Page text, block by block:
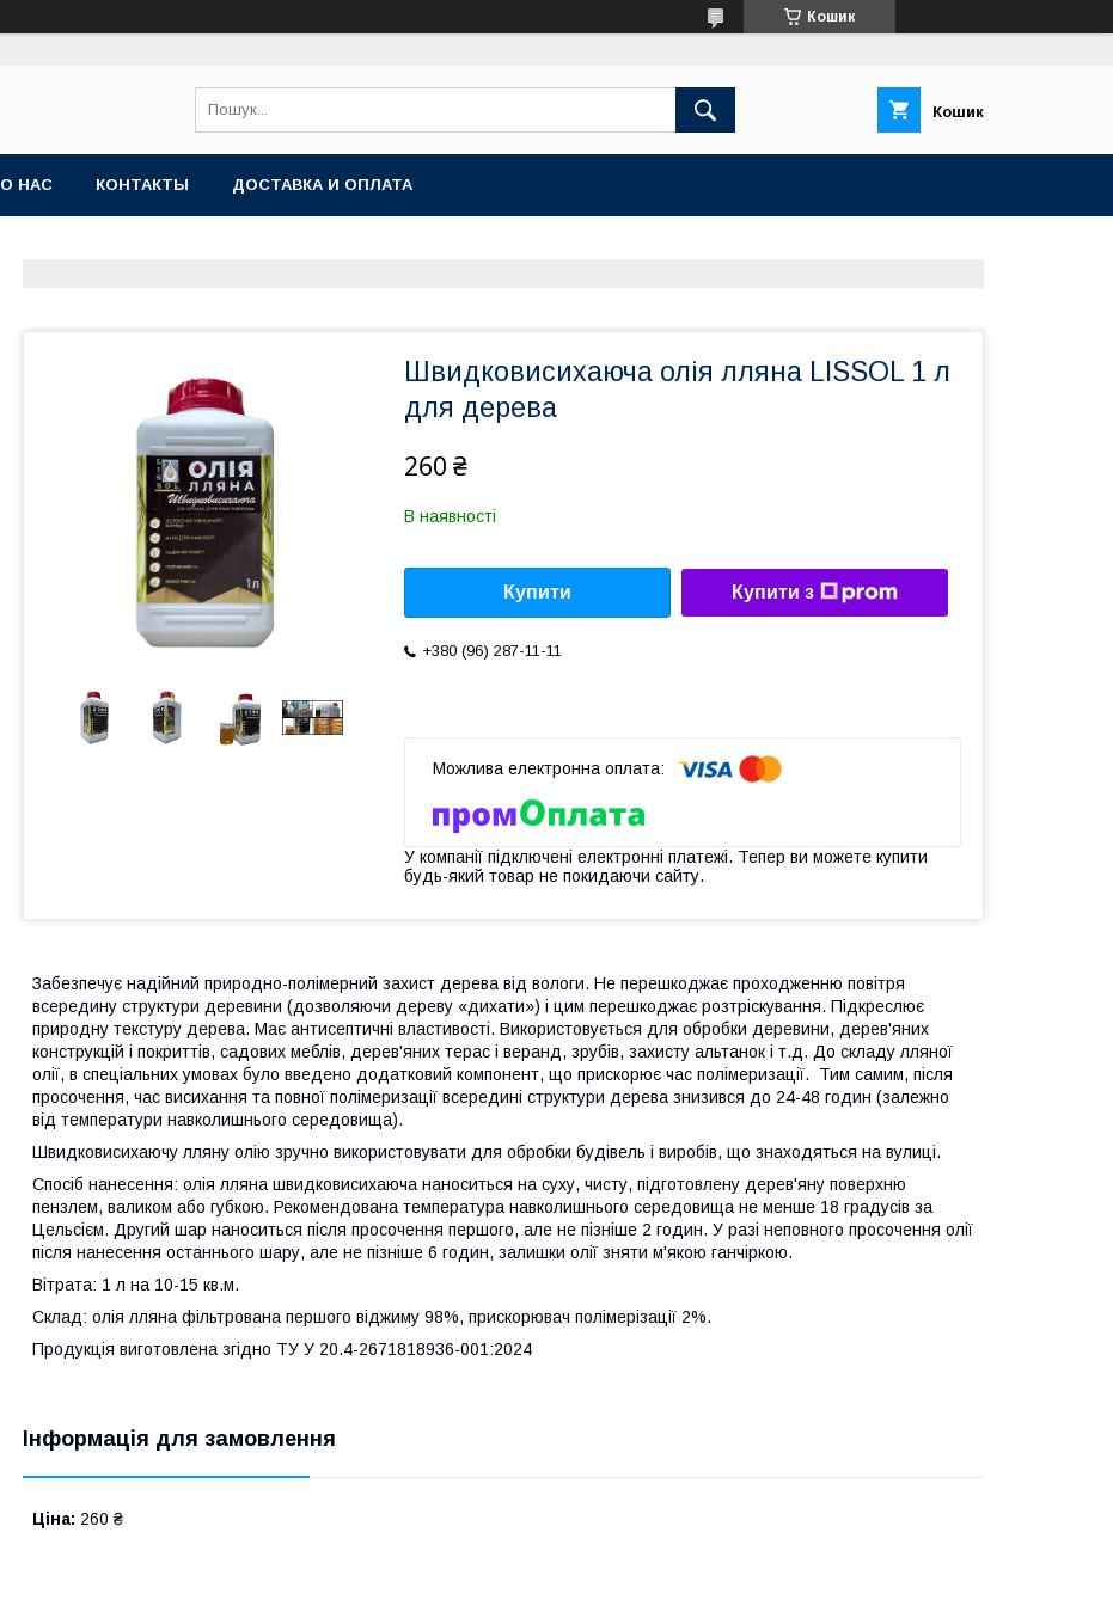
Кошик
Кошик
О НАС КОНТАКТЫ ДОСТАВКА И ОПЛАТА
Швидковисихаюча олія лляна LISSOL 1 л
для дерева
260 ₴
В наявності
Купити Купити з
+380 (96) 287-11-11
У компанії підключені електронні платежі. Тепер ви можете купити
будь-який товар не покидаючи сайту.
Забезпечує надійний природно-полімерний захист дерева від вологи. Не перешкоджає проходженню повітря
всередину структури деревини (дозволяючи дереву «дихати») і цим перешкоджає розтріскування. Підкреслює
природну текстуру дерева. Має антисептичні властивості. Використовується для обробки деревини, дерев'яних
конструкцій і покриттів, садових меблів, дерев'яних терас і веранд, зрубів, захисту альтанок і т.д. До складу лляної
олії, в спеціальних умовах було введено додатковий компонент, що прискорює час полімеризації. Тим самим, після
просочення, час висихання та повної полімеризації всередині структури дерева знизився до 24-48 годин (залежно
від температури навколишнього середовища).
Швидковисихаючу лляну олію зручно використовувати для обробки будівель і виробів, що знаходяться на вулиці.
Спосіб нанесення: олія лляна швидковисихаюча наноситься на суху, чисту, підготовлену дерев'яну поверхню
пензлем, валиком або губкою. Рекомендована температура навколишнього середовища не менше 18 градусів за
Цельсієм. Другий шар наноситься після просочення першого, але не пізніше 2 годин. У разі неповного просочення олії
після нанесення останнього шару, але не пізніше 6 годин, залишки олії зняти м'якою ганчіркою.
Вітрата: 1 л на 10-15 кв.м.
Склад: олія лляна фільтрована першого віджиму 98%, прискорювач полімерізації 2%.
Продукція виготовлена згідно ТУ У 20.4-2671818936-001:2024
Інформація для замовлення
Ціна: 260 ₴